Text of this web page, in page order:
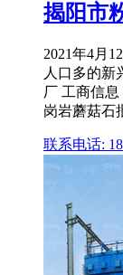
揭阳市
2021年4月
人口多的新
厂 工商信
岗岩蘑菇石
联系电话: